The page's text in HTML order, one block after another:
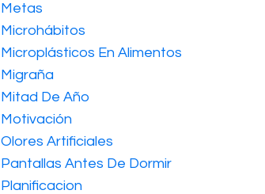
Metas
Microhábitos
Microplásticos En Alimentos
Migraña
Mitad De Año
Motivación
Olores Artificiales
Pantallas Antes De Dormir
Planificacion